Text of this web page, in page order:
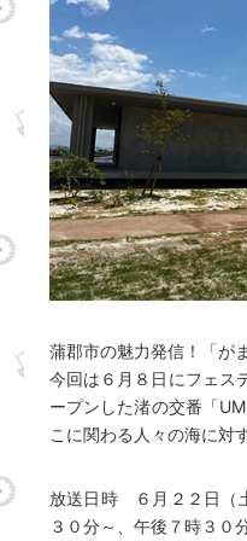
蒲郡市の魅力発信！「が
今回は６月８日にフェス
ープンした渚の交番「
こに関わる人々の海に対
放送日時 ６月２２日（
３０分～、午後７時３０